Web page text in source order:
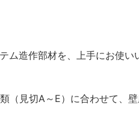
ム造作部材を、上手にお使い
（見切A～E）に合わせて、